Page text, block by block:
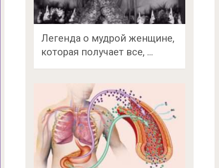
Легенда о мудрой женщине,
которая получает все, …